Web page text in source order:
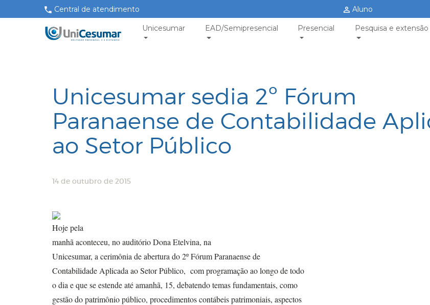
Central de atendimento Aluno
Unicesumar EAD/Semipresencial Presencial Pesquisa e extensão
Unicesumar sedia 2º Fórum
Paranaense de Contabilidade
ao Setor Público
14 de outubro de 2015
Hoje pela
manhã aconteceu, no auditório Dona Etelvina, na
Unicesumar, a cerimônia de abertura do 2º Fórum Paranaense de
Contabilidade Aplicada ao Setor Público, com programação ao longo de todo
o dia e que se estende até amanhã, 15, debatendo temas fundamentais, como
gestão do patrimônio público, procedimentos contábeis patrimoniais, aspectos